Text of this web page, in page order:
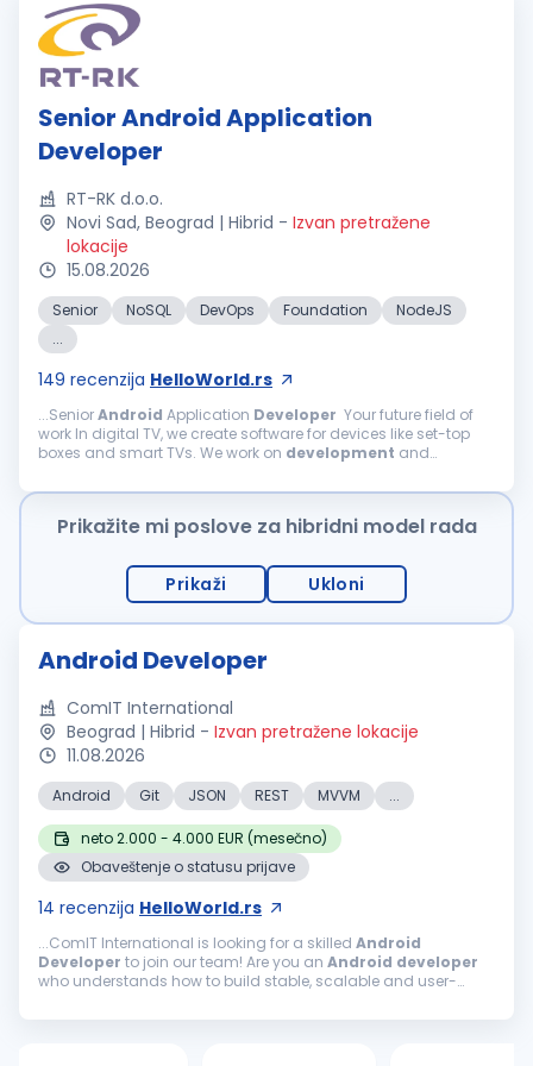
Senior Android Application
Developer
RT-RK d.o.o.
Novi Sad, Beograd | Hibrid - Izvan pretražene
lokacije
15.08.2026
Senior NoSQL DevOps Foundation
NodeJS
...
149 recenzija HelloWorld.rs
...SeniorAndroid Application Developer
work In digital TV, we create software for devices like set-top
boxes and smart TVs. We work on development and
AndroidTV, Linux...
Prikažite mi poslove za hibridni model rada
Prikaži Ukloni
Android Developer
ComIT International
Beograd | Hibrid - Izvan pretražene lokacije
11.08.2026
Android Git JSON REST MVVM ...
neto 2.000 - 4.000 EUR (mesečno)
Obaveštenje o statusu prijave
14 recenzija HelloWorld.rs
...ComIT International is looking for a skilled Android
Developer to join our team! Are you an Android developer
who understands how to build stable, scalable and user-
Android